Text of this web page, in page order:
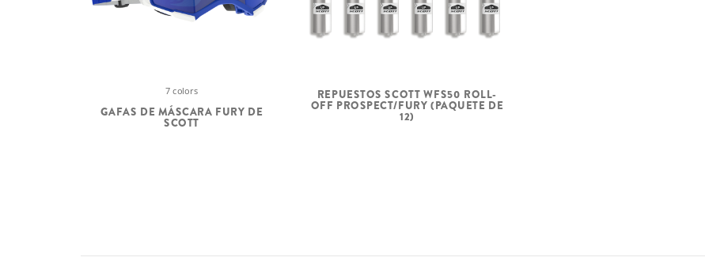
7 colors
GAFAS DE MÁSCARA FURY DE
SCOTT
REPUESTOS SCOTT WFS50 ROLL-
OFF PROSPECT/FURY (PAQUETE DE
12)